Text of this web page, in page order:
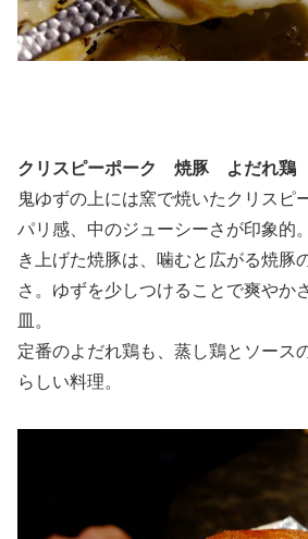
クリスピーポーク 焼豚 よだれ鶏
鬼ゆずの上には窯で焼いたクリスピ
パリ感、中のジューシーさが印象的
き上げた焼豚は、噛むと広がる焼豚
さ。ゆずを少しつけることで爽やか
皿。
定番のよだれ鶏も、蒸し鶏とソース
らしい料理。